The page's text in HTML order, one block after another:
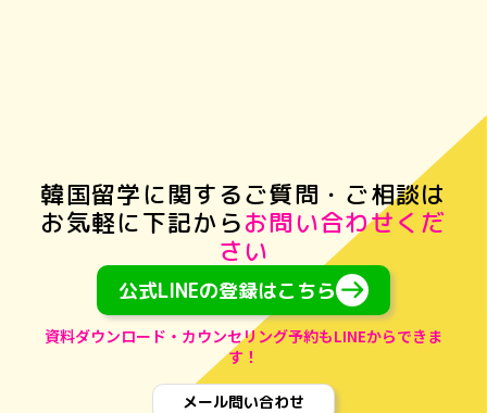
ICEF: International Consultants for Education and
Fairs
韓国留学に関するご質問・ご相談は
お気軽に下記からお問い合わせくだ
さい
公式LINEの登録はこちら
資料ダウンロード・カウンセリング予約もLINEからできま
す！
メール問い合わせ